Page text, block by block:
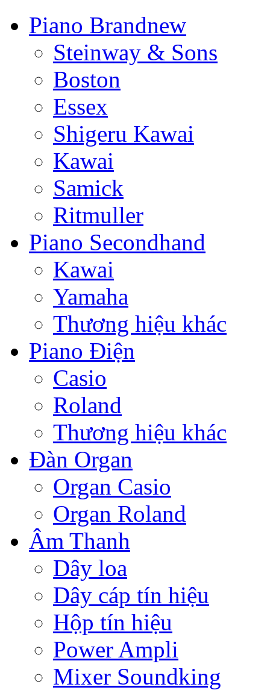
Piano Brandnew
Steinway & Sons
Boston
Essex
Shigeru Kawai
Kawai
Samick
Ritmuller
Piano Secondhand
Kawai
Yamaha
Thương hiệu khác
Piano Điện
Casio
Roland
Thương hiệu khác
Đàn Organ
Organ Casio
Organ Roland
Âm Thanh
Dây loa
Dây cáp tín hiệu
Hộp tín hiệu
Power Ampli
Mixer Soundking